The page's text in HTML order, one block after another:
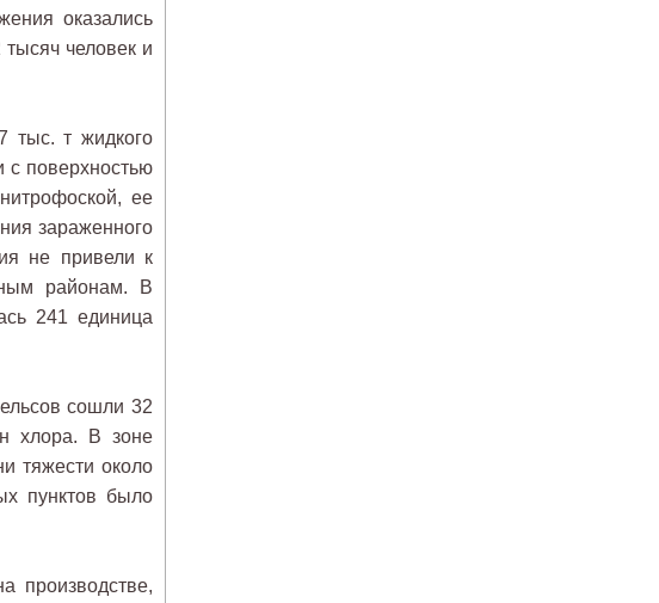
оказались
человек и
тыс. т жидкого
с поверхностью
ее
зараженного
не привели к
районам. В
241 единица
сошли 32
хлора. В зоне
тяжести около
пунктов было
производстве,